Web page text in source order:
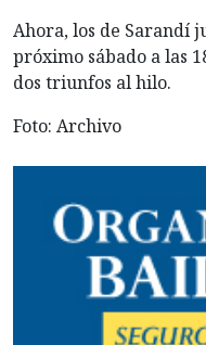
Ahora, los de Sarandí
próximo sábado a las
dos triunfos al hilo.
Foto: Archivo